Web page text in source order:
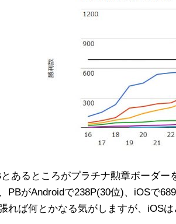
とあるところがプラチナ勲章ボーダ
PBがAndroidで238P(30位)、iOSで
れば何とかなる気がしますが、iOSは